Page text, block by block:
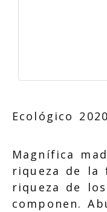
Ecológico 2020
Magnífica
riqueza de la
riqueza de
componen.